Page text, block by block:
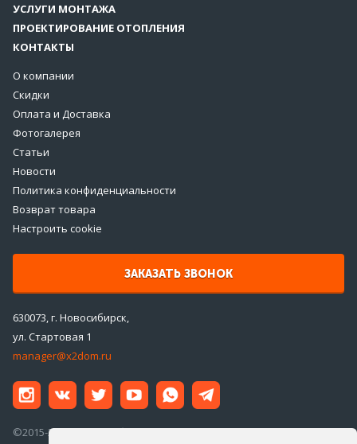
УСЛУГИ МОНТАЖА
ПРОЕКТИРОВАНИЕ ОТОПЛЕНИЯ
КОНТАКТЫ
О компании
Скидки
Оплата и Доставка
Фотогалерея
Статьи
Новости
Политика конфиденциальности
Возврат товара
Настроить cookie
ЗАКАЗАТЬ ЗВОНОК
630073, г. Новосибирск,
ул. Стартовая 1
manager@x2dom.ru
©2015-2026 ООО «ДаблДом»